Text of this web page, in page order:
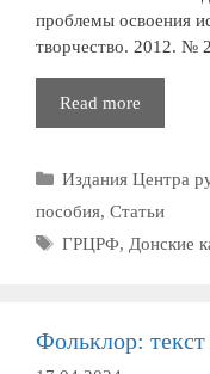
проблемы освоения
творчество. 2012. №
Read more
в
Рубрики
Издания Центра
пособия, Статьи
Метки
ГРЦРФ, Донские
Фольклор: текст